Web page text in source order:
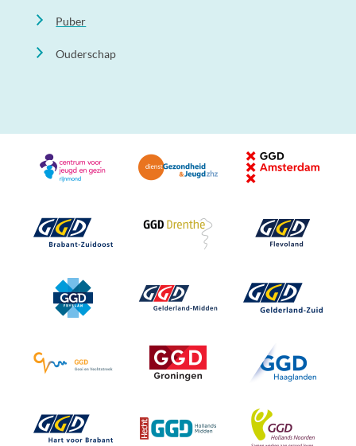
Puber
Ouderschap